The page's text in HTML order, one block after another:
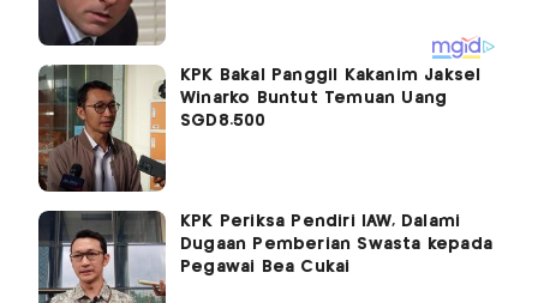
KPK Bakal Panggil Kakanim Jaksel
Winarko Buntut Temuan Uang
SGD8.500
KPK Periksa Pendiri IAW, Dalami
Dugaan Pemberian Swasta kepada
Pegawai Bea Cukai